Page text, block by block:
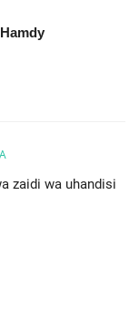
zaidi wa uhandisi